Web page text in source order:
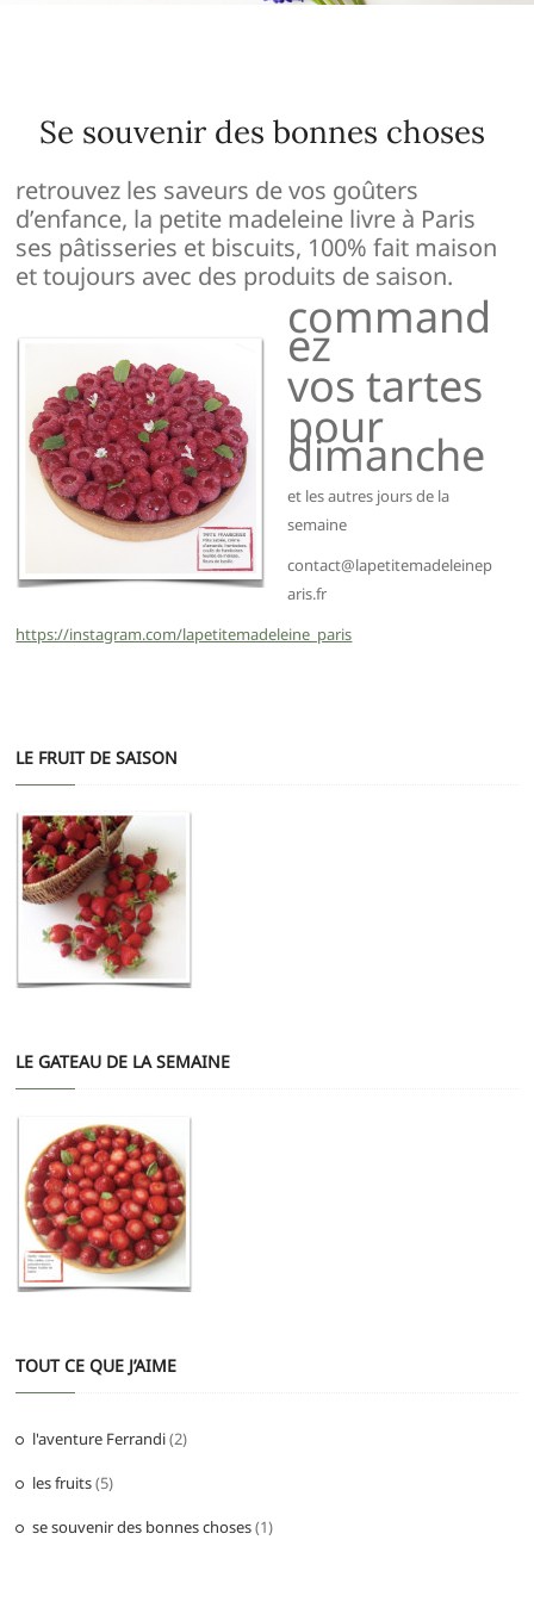
Se souvenir des bonnes choses
retrouvez les saveurs de vos goûters
d’enfance, la petite madeleine livre à Paris
ses pâtisseries et biscuits, 100% fait maison
et toujours avec des produits de saison.
command
ez
vos tartes
pour
dimanche
et les autres jours de la
semaine
contact@lapetitemadeleinep
aris.fr
https://instagram.com/lapetitemadeleine_paris
LE FRUIT DE SAISON
LE GATEAU DE LA SEMAINE
TOUT CE QUE J’AIME
l'aventure Ferrandi(2)
les fruits(5)
se souvenir des bonnes choses(1)